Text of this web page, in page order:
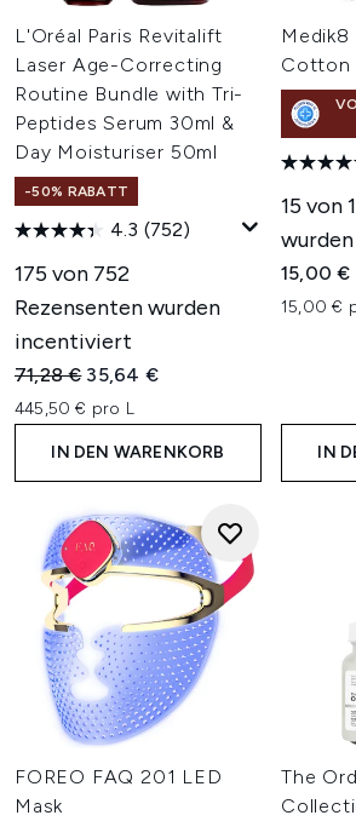
L'Oréal Paris Revitalift
Laser Age-Correcting
Routine Bundle with Tri-
Peptides Serum 30ml &
Day Moisturiser 50ml
-50% RABATT
4.3 (752)
175 von 752
Rezensenten wurden
incentiviert
Unverbindliche Preisempfehlung:
71,28 € Aktueller Preis:
35,64 €
445,50 € pro L
IN DEN WARENKORB
Medik8
Cotton
15 von
15,00 €
15,00 €
IN
FOREO FAQ 201 LED
Mask
The